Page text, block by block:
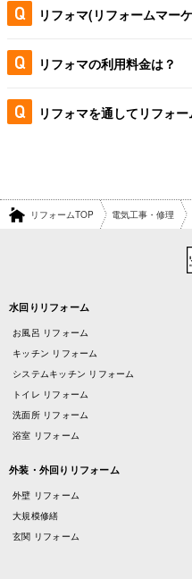
リフォマ(リフォームマー
リフォマの利用料金は？
リフォマを通してリフォ
リフォームTOP 電気工事・修理
水回りリフォーム
お風呂 リフォーム
キッチン リフォーム
システムキッチン リフォーム
トイレ リフォーム
洗面所 リフォーム
浴室 リフォーム
外装・外回りリフォーム
外壁 リフォーム
大規模修繕
玄関 リフォーム